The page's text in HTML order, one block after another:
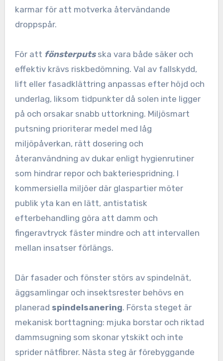
karmar för att motverka återvändande
droppspår.
För att fönsterputsska vara både säker och
effektiv krävs riskbedömning. Val av fallskydd,
lift eller fasadklättring anpassas efter höjd och
underlag, liksom tidpunkter då solen inte ligger
på och orsakar snabb uttorkning. Miljösmart
putsning prioriterar medel med låg
miljöpåverkan, rätt dosering och
återanvändning av dukar enligt hygienrutiner
som hindrar repor och bakteriespridning. I
kommersiella miljöer där glaspartier möter
publik yta kan en lätt, antistatisk
efterbehandling göra att damm och
fingeravtryck fäster mindre och att intervallen
mellan insatser förlängs.
Där fasader och fönster störs av spindelnät,
äggsamlingar och insektsrester behövs en
planerad spindelsanering. Första steget är
mekanisk borttagning: mjuka borstar och riktad
dammsugning som skonar ytskikt och inte
sprider nätfibrer. Nästa steg är förebyggande